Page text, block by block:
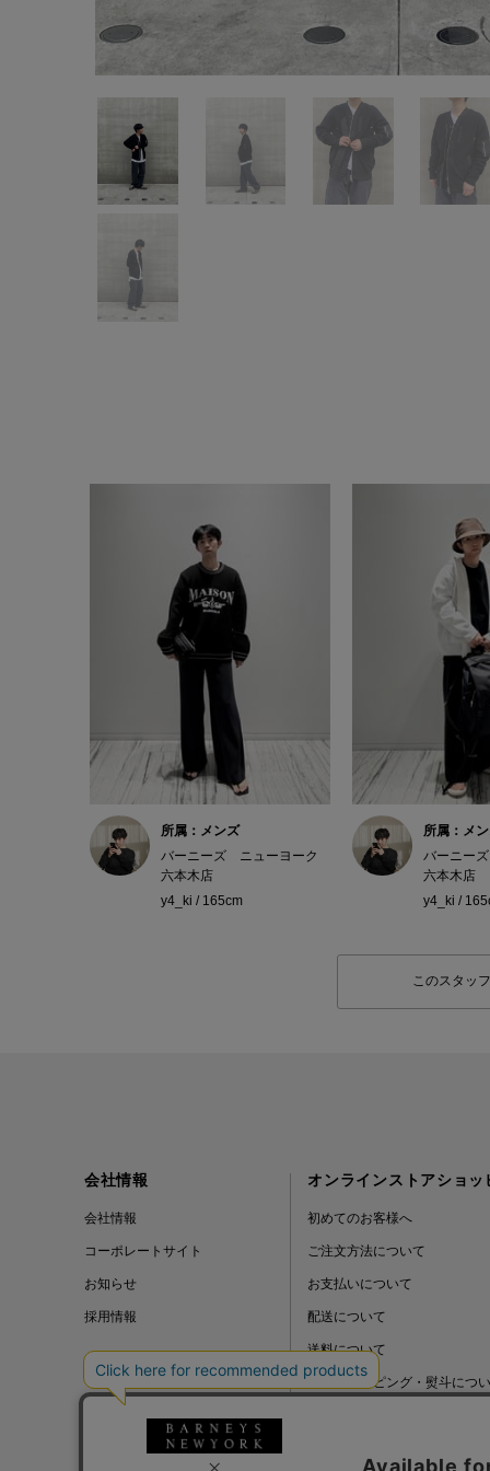
所属：メンズ
バーニーズ ニューヨーク
六本木店
y4_ki / 165cm
所属：メ
バーニー
六本木店
y4_ki /
このスタッ
会社情報
会社情報
コーポレートサイト
お知らせ
採用情報
オンラインストアショッ
初めてのお客様へ
ご注文方法について
お支払いについて
配送について
送料について
ギフトラッピング・熨斗につ